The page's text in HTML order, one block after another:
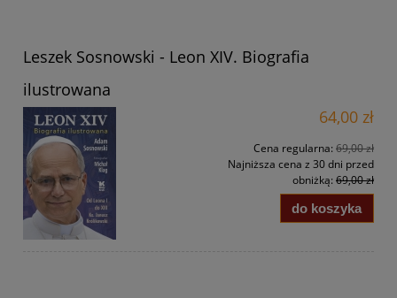
Leszek Sosnowski - Leon XIV. Biografia
ilustrowana
64,00 zł
Cena regularna: 69,00 zł
Najniższa cena z 30 dni przed
obniżką: 69,00 zł
do koszyka